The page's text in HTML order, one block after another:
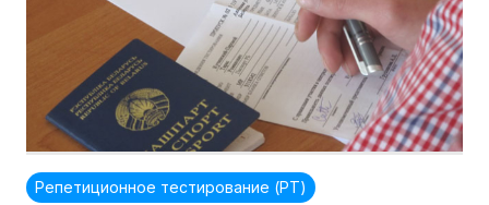
Репетиционное тестирование (РТ)